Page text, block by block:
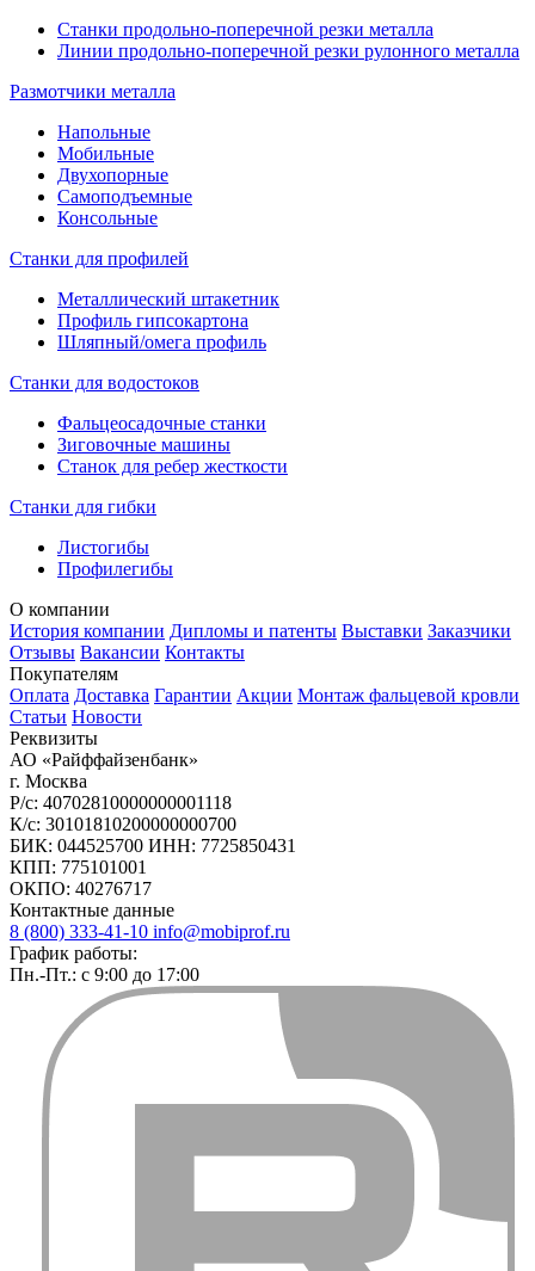
Станки продольно-поперечной резки металла
Линии продольно-поперечной резки рулонного металла
Размотчики металла
Напольные
Мобильные
Двухопорные
Самоподъемные
Консольные
Станки для профилей
Металлический штакетник
Профиль гипсокартона
Шляпный/омега профиль
Станки для водостоков
Фальцеосадочные станки
Зиговочные машины
Станок для ребер жесткости
Станки для гибки
Листогибы
Профилегибы
О компании
История компании Дипломы и патенты Выставки Заказчики
Отзывы Вакансии Контакты
Покупателям
Оплата Доставка Гарантии Акции Монтаж фальцевой кровли
Статьи Новости
Реквизиты
АО «Райффайзенбанк»
г. Москва
Р/с: 40702810000000001118
К/с: 30101810200000000700
БИК: 044525700 ИНН: 7725850431
КПП: 775101001
ОКПО: 40276717
Контактные данные
8 (800) 333-41-10 info@mobiprof.ru
График работы:
Пн.-Пт.: с 9:00 до 17:00